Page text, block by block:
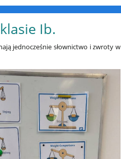
Ib.
jednocześnie słownictwo i zwroty w